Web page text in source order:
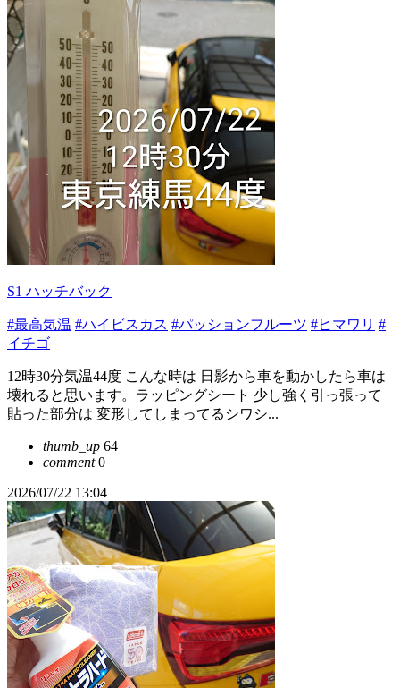
S1 ハッチバック
#最高気温 #ハイビスカス #パッションフルーツ #ヒマワリ #
イチゴ
12時30分気温44度 こんな時は 日影から車を動かしたら車は
壊れると思います。ラッピングシート 少し強く引っ張って
貼った部分は 変形してしまってるシワシ...
thumb_up 64
comment0
2026/07/22 13:04